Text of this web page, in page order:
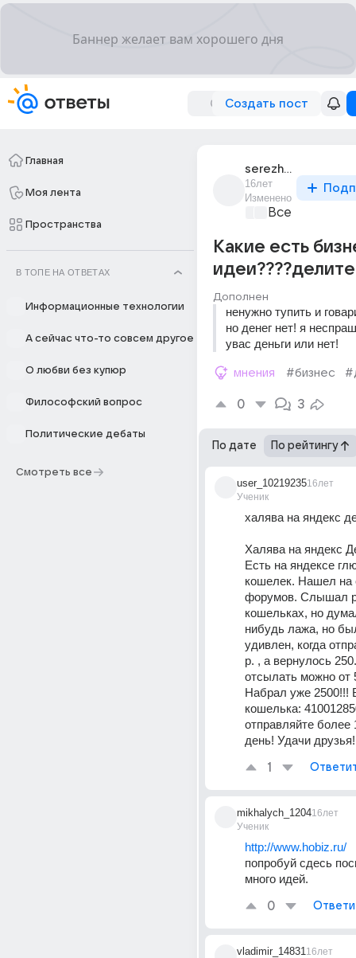
Создать пост
Главная
Моя лента
Пространства
В ТОПЕ НА ОТВЕТАХ
Информационные технологии
А сейчас что-то совсем другое
О любви без купюр
Философский вопрос
Политические дебаты
Смотреть все
serezha_sundukov
16лет
Изменено
Все про
Какие есть
Дополнен
ненужно тупить и
но денег нет! я
увас деньги или нет!
мнения #бизнес
0 3
По дате По рейтингу
user_10219235
Ученик
16лет
халява на яндекс
Халява на яндекс
Есть на яндексе
кошелек. Нашел на
форумов. Слышал
кошельках, но
нибудь лажа, но
удивлен, когда
р. , а вернулось
отсылать можно от
Набрал уже 2500!!!
кошелька:
отправляйте более
день! Удачи
1
mikhalych_1204
Ученик
16лет
http://www.hobiz.ru/
попробуй сдесь
много идей.
0
vladimir_1483116лет